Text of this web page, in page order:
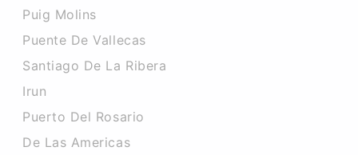
Puig Molins
Puente De Vallecas
Santiago De La Ribera
Irun
Puerto Del Rosario
De Las Americas